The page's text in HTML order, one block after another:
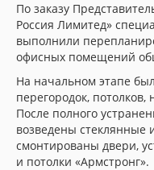
По заказу
Россия Лимитед»
выполнили
офисных помещений
На начальном этапе
перегородок,
После полного
возведены стеклянные
смонтированы двери,
и потолки «Армстронг».